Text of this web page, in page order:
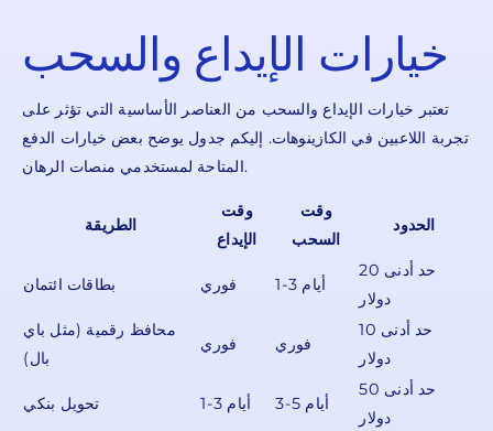
خيارات الإيداع والسحب
تعتبر خيارات الإيداع والسحب من العناصر الأساسية التي تؤثر على
تجربة اللاعبين في الكازينوهات. إليكم جدول يوضح بعض خيارات الدفع
المتاحة لمستخدمي منصات الرهان.
الطريقة
وقت
الإيداع
وقت
السحب
الحدود
بطاقات ائتمان فوري 1-3 أيام
حد أدنى 20
دولار
محافظ رقمية (مثل باي
بال)
فوري فوري
حد أدنى 10
دولار
تحويل بنكي 1-3 أيام 3-5 أيام
حد أدنى 50
دولار